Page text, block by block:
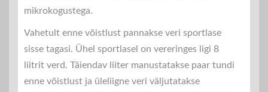
mikrokogustega.
Vahetult enne võistlust pannakse veri sportlase
sisse tagasi. Ühel sportlasel on vereringes ligi 8
liitrit verd. Täiendav liiter manustatakse paar tundi
enne võistlust ja üleliigne veri väljutatakse